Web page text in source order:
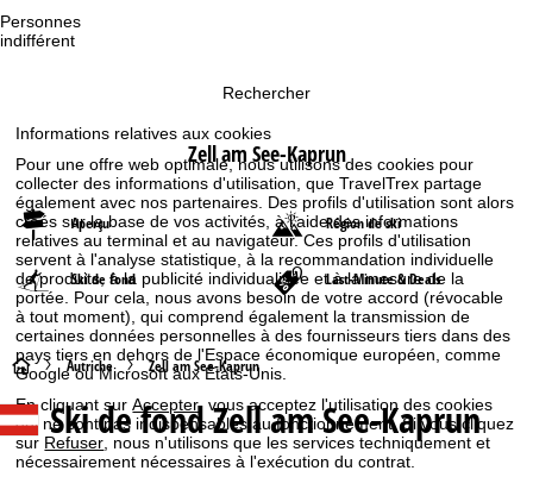
Informations relatives aux cookies
Pour une offre web optimale, nous utilisons des cookies pour
collecter des informations d'utilisation, que TravelTrex partage
également avec nos partenaires. Des profils d'utilisation sont alors
créés sur la base de vos activités, à l'aide des informations
relatives au terminal et au navigateur. Ces profils d'utilisation
servent à l'analyse statistique, à la recommandation individuelle
de produits, à la publicité individualisée et à la mesure de la
portée. Pour cela, nous avons besoin de votre accord (révocable
à tout moment), qui comprend également la transmission de
certaines données personnelles à des fournisseurs tiers dans des
pays tiers en dehors de l'Espace économique européen, comme
Google ou Microsoft aux États-Unis.
En cliquant surAccepter, vous acceptez l'utilisation des cookies
qui ne sont pas indispensables au fonctionnement. Si vous cliquez
sur Refuser , nous n'utilisons que les services techniquement et
nécessairement nécessaires à l'exécution du contrat.
Personnes
indifférent
Rechercher
Zell am See-Kaprun
Aperçu Région de ski
Ski de fond Last-Minute & Deals
P
a
g
Autriche Zell am See-Kaprun
Ski de fond Zell am See-Kaprun